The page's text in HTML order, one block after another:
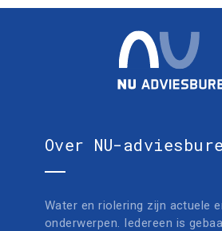
expertise
contact
Over NU-
Water en riolering zijn actuele
onderwerpen. Iedereen is